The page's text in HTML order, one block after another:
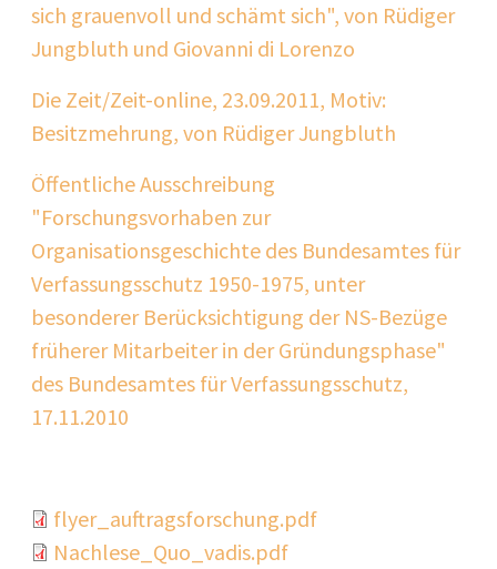
sich grauenvoll und schämt sich", von Rüdiger
Jungbluth und Giovanni di Lorenzo
Die Zeit/Zeit-online, 23.09.2011, Motiv:
Besitzmehrung, von Rüdiger Jungbluth
Öffentliche Ausschreibung
"Forschungsvorhaben zur
Organisationsgeschichte des Bundesamtes für
Verfassungsschutz 1950-1975, unter
besonderer Berücksichtigung der NS-Bezüge
früherer Mitarbeiter in der Gründungsphase"
des Bundesamtes für Verfassungsschutz,
17.11.2010
Document
flyer_auftragsforschung.pdf
Document
Nachlese_Quo_vadis.pdf